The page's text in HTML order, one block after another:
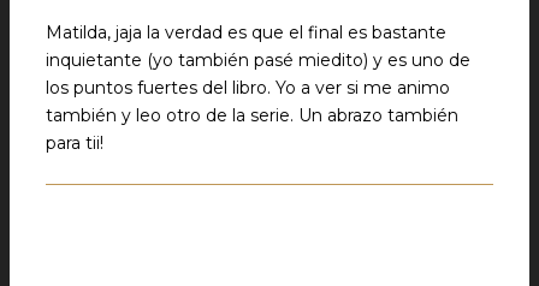
Matilda, jaja la verdad es que el final es bastante
inquietante (yo también pasé miedito) y es uno de
los puntos fuertes del libro. Yo a ver si me animo
también y leo otro de la serie. Un abrazo también
para tii!